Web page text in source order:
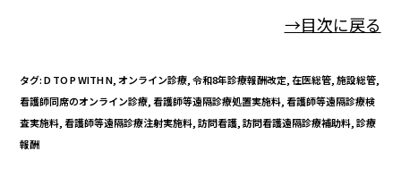
→目次に戻る
タグ:D TO P WITH N, オンライン診療, 令和8年診療報酬改定, 在医総管, 施設総管,
看護師同席のオンライン診療, 看護師等遠隔診療処置実施料, 看護師等遠隔診療検
査実施料, 看護師等遠隔診療注射実施料, 訪問看護, 訪問看護遠隔診療補助料, 診療
報酬